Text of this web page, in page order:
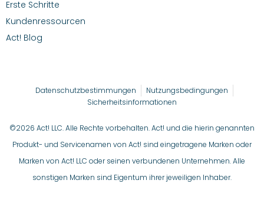
Erste Schritte
Kundenressourcen
Act! Blog
Datenschutzbestimmungen
Nutzungsbedingungen
Sicherheitsinformationen
©2026 Act! LLC. Alle Rechte vorbehalten. Act! und die hierin genannten
Produkt- und Servicenamen von Act! sind eingetragene Marken oder
Marken von Act! LLC oder seinen verbundenen Unternehmen. Alle
sonstigen Marken sind Eigentum ihrer jeweiligen Inhaber.